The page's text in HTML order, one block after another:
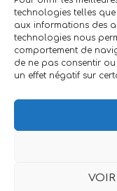
technologies telles
aux informations des
technologies nous
comportement de
de ne pas consentir
un effet négatif sur
LIENS
Politique
©Société